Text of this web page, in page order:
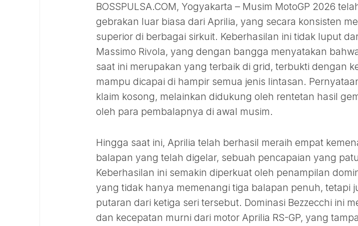
BOSSPULSA.COM, Yogyakarta – Musim MotoGP 2026
gebrakan luar biasa dari Aprilia, yang secara konsisten
superior di berbagai sirkuit. Keberhasilan ini tidak luput
Massimo Rivola, yang dengan bangga menyatakan
saat ini merupakan yang terbaik di grid, terbukti dengan
mampu dicapai di hampir semua jenis lintasan.
klaim kosong, melainkan didukung oleh rentetan hasil
oleh para pembalapnya di awal musim.
Hingga saat ini, Aprilia telah berhasil meraih empat
balapan yang telah digelar, sebuah pencapaian yang
Keberhasilan ini semakin diperkuat oleh penampilan
yang tidak hanya memenangi tiga balapan penuh, tetapi
putaran dari ketiga seri tersebut. Dominasi Bezzecchi ini
dan kecepatan murni dari motor Aprilia RS-GP, yang